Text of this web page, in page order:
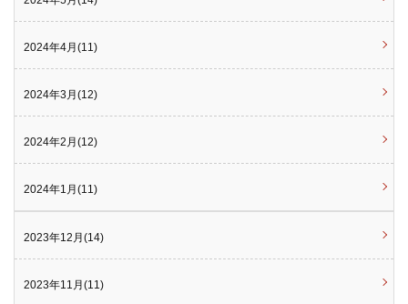
2024年4月(11)
2024年3月(12)
2024年2月(12)
2024年1月(11)
2023年12月(14)
2023年11月(11)